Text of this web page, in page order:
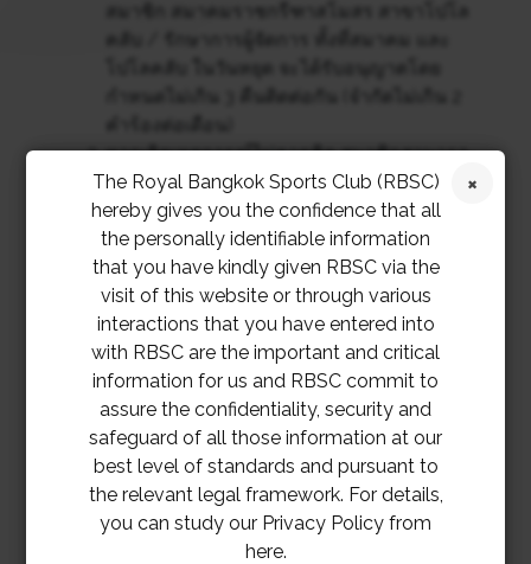
หากเกิดเหตุการณ์ไม่คาดคิด สมาชิกสามารถ
จอดค้างคืนได้ไม่เกิน 2 คืน ต่อเดือน โดยไม่
แจ้งล่วงหน้า
หากจอดเกินกว่าที่กำหนด สมาชิกจะถูกปรับ
เป็นจำนวนเงิน 1,070 บาท (รวมภาษีมูลค่า
เพิ่ม)ต่อคืนโดยจะเรียกเก็บจากใบแจ้งยอด
บัญชี
การใช้จ่ายของสมาชิก
สมาคมจะไม่รับผิดชอบความเสียหายใด ๆ ที่
เกิดขึ้นกับรถยนต์ของสมาชิก
สมาชิกที่ขอจอดรถค้างคืน ต้องจอดรถใน
บริเวณที่กำหนดต่อไปนี้:
สมาคมราชกรีฑาสโมสร – อาคารจอดรถ ประตู 1 บริเวณ
The Royal Bangkok Sports Club (RBSC)
hereby gives you the confidence that all
the personally identifiable information
that you have kindly given RBSC via the
visit of this website or through various
interactions that you have entered into
with RBSC are the important and critical
information for us and RBSC commit to
assure the confidentiality, security and
safeguard of all those information at our
best level of standards and pursuant to
the relevant legal framework. For details,
you can study our Privacy Policy from
here.